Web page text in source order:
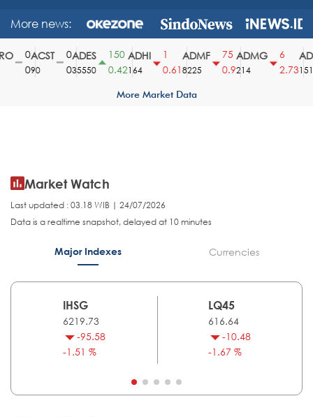
More news:
ACST
90
ADES
35550
150
0.42
ADHI
164
0.61
ADMF
8225
75
0.9
ADMG
214
2.731510
More Market Data
Market Watch
Last updated : 03.18 WIB | 24/07/2026
Data is a realtime snapshot, delayed at 10 minutes
Major Indexes Currencies
IHSG
6219.73
-95.58
-1.51 %
LQ45
616.64
-10.48
-1.67 %